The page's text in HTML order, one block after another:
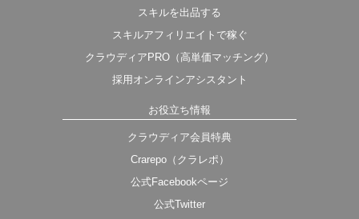
スキルを出品する
スキルアフィリエイトで稼ぐ
クラウディアPRO（高単価マッチング）
採用オンラインアシスタント
お役立ち情報
クラウディア会員特典
Crarepo（クラレポ）
公式Facebookページ
公式Twitter